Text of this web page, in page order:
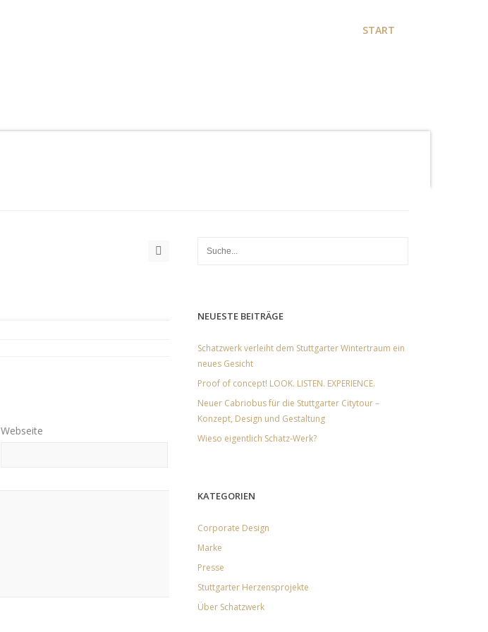
START
Webseite
NEUESTE BEITRÄGE
Schatzwerk verleiht dem Stuttgarter Wintertraum ein
neues Gesicht
Proof of concept! LOOK. LISTEN. EXPERIENCE.
Neuer Cabriobus für die Stuttgarter Citytour –
Konzept, Design und Gestaltung
Wieso eigentlich Schatz-Werk?
KATEGORIEN
Corporate Design
Marke
Presse
Stuttgarter Herzensprojekte
Über Schatzwerk